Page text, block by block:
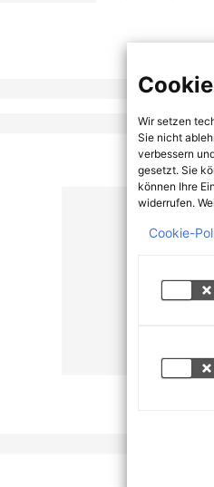
Wir setzen
Sie nicht
verbessern
gesetzt. Sie
können Ihre
widerrufen.
Cookie-